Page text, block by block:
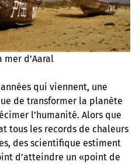
mer d’Aaral
qui viennent, une
de transformer la planète
l’humanité. Alors que
tous les records de chaleurs
des scientifique estiment
d’atteindre un «point de